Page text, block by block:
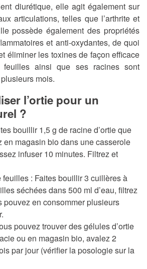
diurétique, elle agit également sur
articulations, telles que l’arthrite et
possède également des propriétés
et anti-oxydantes, de quoi
éliminer les toxines de façon efficace
ainsi que ses racines sont
mois.
l’ortie pour un
?
bouillir 1,5 g de racine d’ortie que
en magasin bio dans une casserole
infuser 10 minutes. Filtrez et
feuilles : Faites bouillir 3 cuillères à
séchées dans 500 ml d’eau, filtrez
pouvez en consommer plusieurs
pouvez trouver des gélules d’ortie
ou en magasin bio, avalez 2
par jour (vérifier la posologie sur la